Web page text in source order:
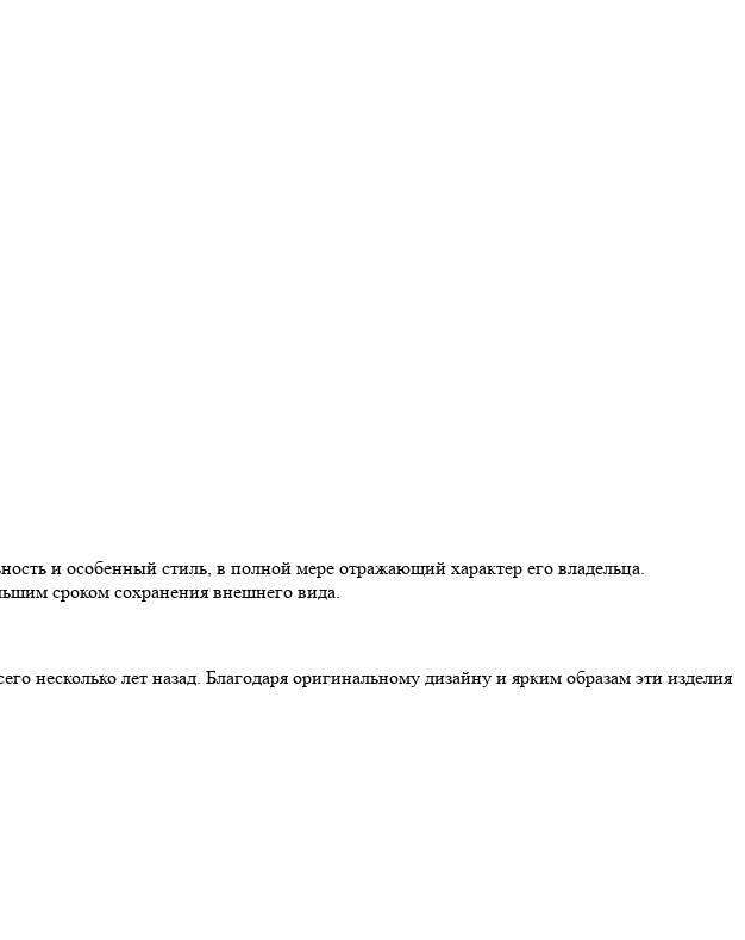
и особенный стиль, в полной мере отражающий характер его владельца.
сроком сохранения внешнего вида.
несколько лет назад. Благодаря оригинальному дизайну и ярким образам эти изделия